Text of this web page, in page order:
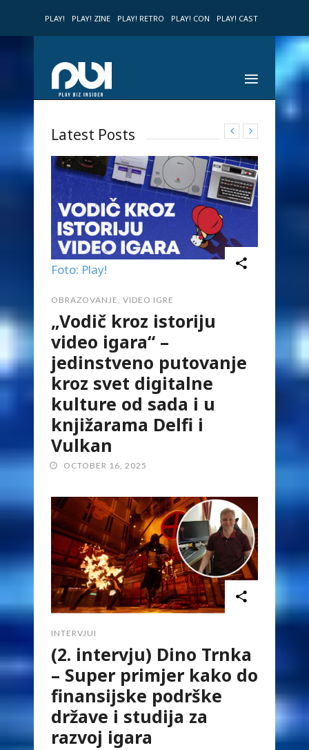
PLAY! PLAY! ZINE PLAY! RETRO PLAY! CON PLAY! CAST
Latest Posts
Foto: Play!
OBRAZOVANJE, VIDEO IGRE
„Vodič kroz istoriju
video igara“ –
jedinstveno putovanje
kroz svet digitalne
kulture od sada i u
knjižarama Delfi i
Vulkan
OCTOBER 16, 2025
INTERVJUI
(2. intervju) Dino Trnka
– Super primjer kako do
finansijske podrške
države i studija za
razvoj igara